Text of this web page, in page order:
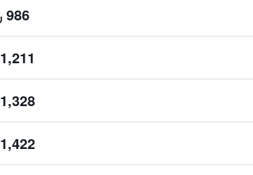
986 ﷼
1,211 ﷼
1,328 ﷼
1,422 ﷼